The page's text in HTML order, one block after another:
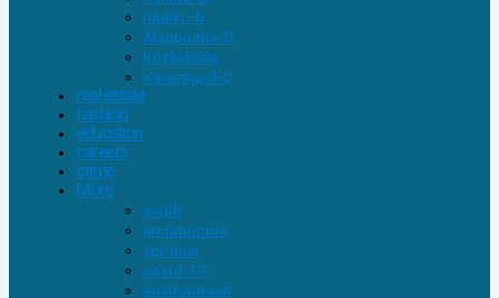
Idukki–D
Alappuzha-D
Kozhikode
Kasaragod-D
real estate
fashion
education
careers
crime
More
youth
architecture
spiritual
covid-19
environment